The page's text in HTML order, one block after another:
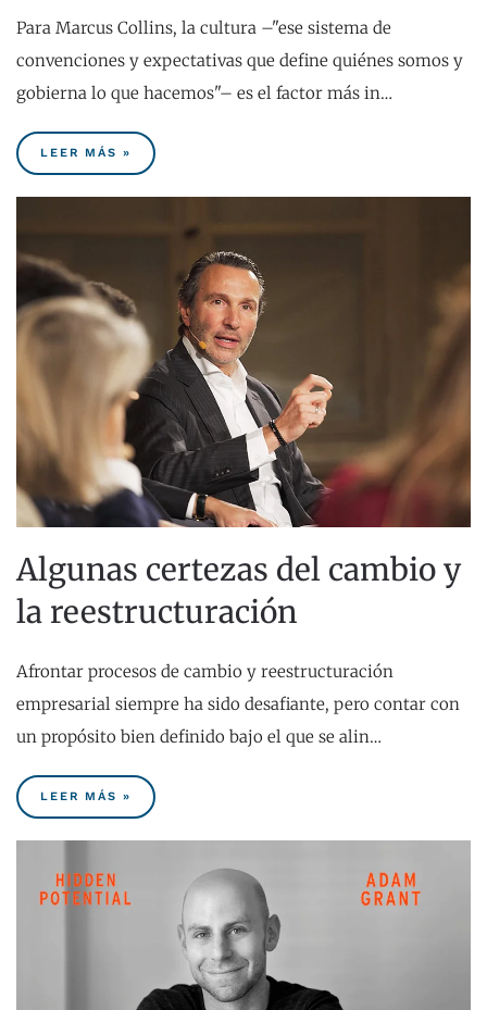
Para Marcus Collins, la cultura –"ese sistema de
convenciones y expectativas que define quiénes somos y
gobierna lo que hacemos"– es el factor más in…
LEER MÁS »
Algunas certezas del cambio y
la reestructuración
Afrontar procesos de cambio y reestructuración
empresarial siempre ha sido desafiante, pero contar con
un propósito bien definido bajo el que se alin…
LEER MÁS »